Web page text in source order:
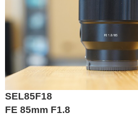
SEL85F18
FE 85mm F1.8